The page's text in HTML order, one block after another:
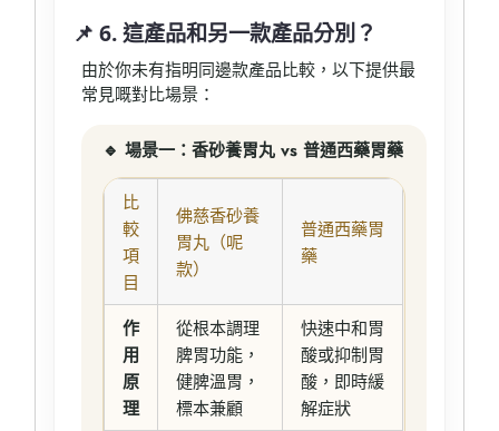
📌 6. 這產品和另一款產品分別？
由於你未有指明同邊款產品比較，以下提供最
常見嘅對比場景：
🔹 場景一：香砂養胃丸 vs 普通西藥胃藥
比
較
項
目
佛慈香砂養
胃丸（呢
款）
普通西藥胃
藥
作
用
原
理
從根本調理
脾胃功能，
健脾溫胃，
標本兼顧
快速中和胃
酸或抑制胃
酸，即時緩
解症狀